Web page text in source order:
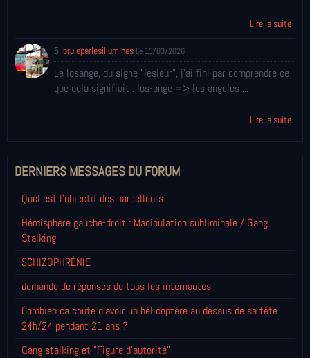
Lire la suite
5. bruleparlesillumines Le 13/03/2026
Le losange, du signe "lesieur", j'ai fini par comprendre ce
que cela signifiait : los-ange => los angeles ...
Lire la suite
DERNIERS MESSAGES DU FORUM
Quel est l'objectif des harcelleurs
Hémisphère gauche-droit : Manipulation subliminale / Gang
Stalking
SCHIZOPHRÈNIE
demande de réponses de tous les internautes
Combien ça coute d'avoir un hélicoptère au dessus de sa tête
24h/24 pendant 21 ans ?
Gang stalking et "Figure d'autorité"